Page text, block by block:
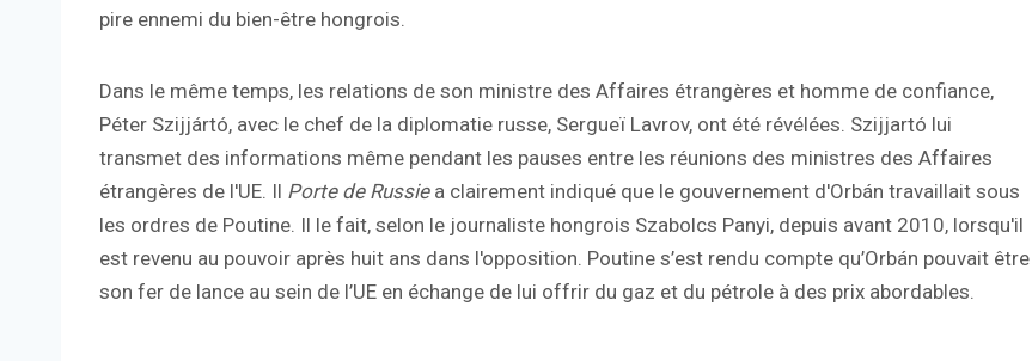
pire ennemi du bien-être hongrois.
Dans le même temps, les relations de son ministre des Affaires étrangères et homme de confiance,
Péter Szijjártó, avec le chef de la diplomatie russe, Sergueï Lavrov, ont été révélées. Szijjartó lui
transmet des informations même pendant les pauses entre les réunions des ministres des Affaires
étrangères de l'UE. Il Porte de Russiea clairement indiqué que le gouvernement d'Orbán travaillait sous
les ordres de Poutine. Il le fait, selon le journaliste hongrois Szabolcs Panyi, depuis avant 2010, lorsqu'il
est revenu au pouvoir après huit ans dans l'opposition. Poutine s’est rendu compte qu’Orbán pouvait être
son fer de lance au sein de l’UE en échange de lui offrir du gaz et du pétrole à des prix abordables.